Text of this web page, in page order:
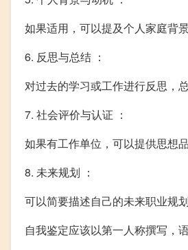
如果适用，可以提及个人家庭背
6. 反思与总结 ：
对过去的学习或工作进行反思，
7. 社会评价与认证 ：
如果有工作单位，可以提供思想
8. 未来规划 ：
可以简要描述自己的未来职业规
自我鉴定应该以第一人称撰写，